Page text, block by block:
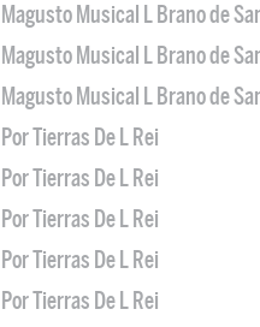
Magusto Musical L Brano de
Magusto Musical L Brano de
Magusto Musical L Brano de
Por Tierras De L Rei
Por Tierras De L Rei
Por Tierras De L Rei
Por Tierras De L Rei
Por Tierras De L Rei